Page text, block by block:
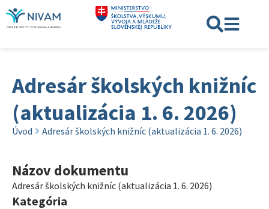
Adresár školských knižníc
(aktualizácia 1. 6. 2026)
Úvod Adresár školských knižníc (aktualizácia 1. 6. 2026)
Názov dokumentu
Adresár školských knižníc (aktualizácia 1. 6. 2026)
Kategória